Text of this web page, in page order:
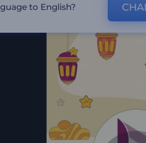
to English?